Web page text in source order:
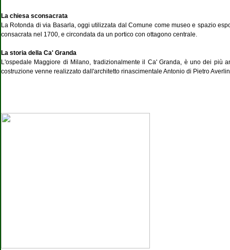
La chiesa sconsacrata
La Rotonda di via Basarla, oggi utilizzata dal Comune come museo e spazio
consacrata nel 1700, e circondata da un portico con ottagono centrale.
La storia della Ca' Granda
L'ospedale Maggiore di Milano, tradizionalmente il Ca' Granda, è uno dei più
costruzione venne realizzato dall'architetto rinascimentale Antonio di Pietro